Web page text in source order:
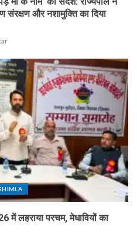
संरक्षण और नशामुक्ति का दिया
में लहराया परचम, मेधावियों का